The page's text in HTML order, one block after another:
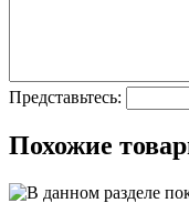
Представьтесь:
Похожие